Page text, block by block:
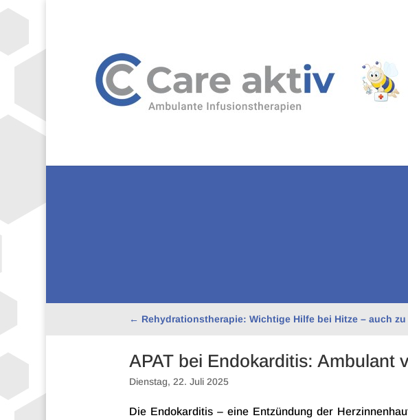
← Rehy­dra­ti­ons­the­ra­pie: Wich­tige Hilfe bei Hitze – auch zu
APAT bei Endokarditis: Ambulant
Diens­tag, 22. Juli 2025
Die Endo­kar­di­tis – eine Entzün­dung der